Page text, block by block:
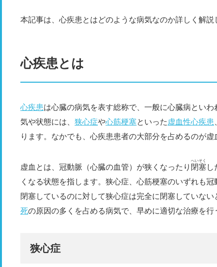
本記事は、心疾患とはどのような病気なのか詳しく解説
心疾患とは
心疾患は心臓の病気を表す総称で、一般に心臓病とい
気や状態には、 狭心症や心筋梗塞といった 虚血性心疾患
ります。なかでも、心疾患患者の大部分を占めるのが
虚血とは、冠動脈（心臓の血管）が狭くなったり 閉塞
へいそく
し
くなる状態を指します。狭心症、心筋梗塞のいずれも
閉塞しているのに対して狭心症は完全に閉塞していな
死の原因の多くを占める病気で、早めに適切な治療を行
狭心症